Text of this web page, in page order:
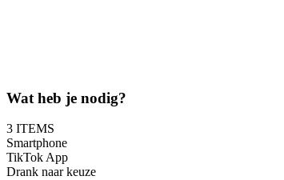
Wat heb je nodig?
3 ITEMS
Smartphone
TikTok App
Drank naar keuze